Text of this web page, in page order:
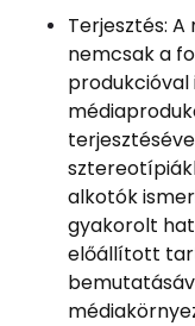
Terjesztés:
nemcsak a
produkcióval
alkotók
gyakorolt
előállított